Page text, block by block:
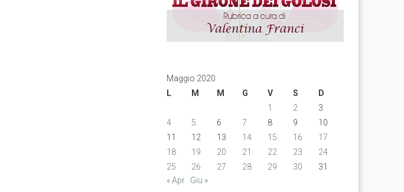
Maggio 2020
L
M M G V S
D
1
2
3
4
5 6 7 8 9
10
11
12 13 14 15 16
17
18
19 20 21 22 23
24
25
26 27 28 29 30
31
« Apr
Giu »